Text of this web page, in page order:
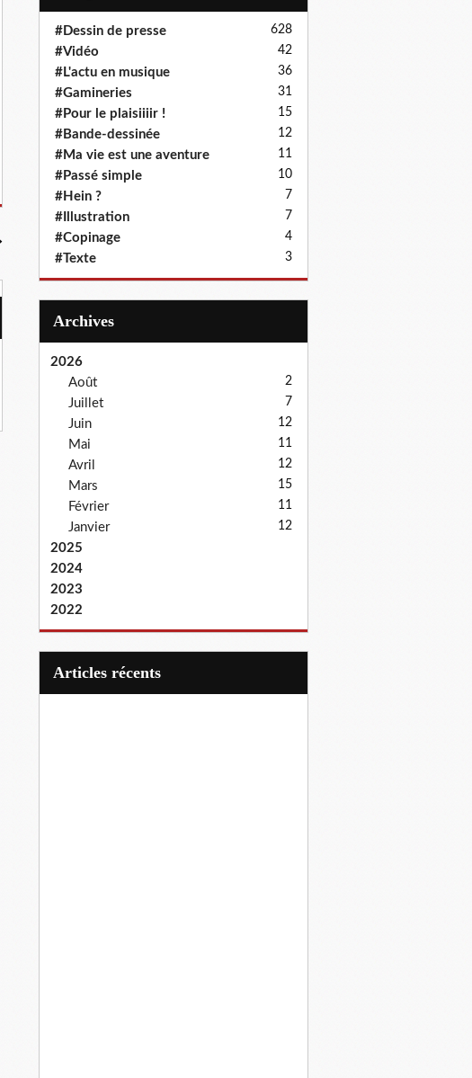
#Dessin de presse 628
#Vidéo 42
#L'actu en musique 36
#Gamineries 31
#Pour le plaisiiiir ! 15
#Bande-dessinée 12
#Ma vie est une aventure 11
#Passé simple 10
#Hein ? 7
#Illustration 7
#Copinage 4
#Texte 3
Archives
2026
Août
2
Juillet 7
Juin 12
Mai 11
Avril 12
Mars 15
Février 11
Janvier 12
2025
2024
2023
2022
articles récents